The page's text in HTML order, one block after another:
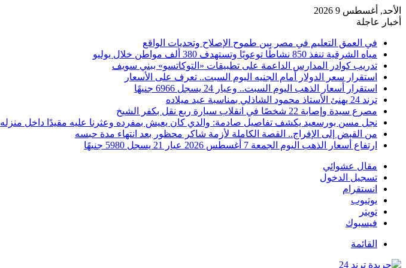
الأحد, أغسطس 9 2026
أخبار عاجلة
في العمق التعليم في مصر بين طموح الإصلاح وتحديات الواقع
مياه الشرقية تنفذ 850 نشاطًا توعويًا وتستهدف 380 ألف مواطن خلال يوليو
تدريب كوادر المدارس الداعمة على تطبيقات «التوكاتسو» ببني سويف
استقرار سعر الدولار أمام الجنيه اليوم السبت.. تعرف على الأسعار
استقرار أسعار الذهب اليوم السبت.. وعيار 24 يسجل 6966 جنيهًا
ترند 24 يهنئ الأستاذ محمود الشاذلي بمناسبة عيد ميلاده
مصرع سيدة وإصابة 22 شخصًا في انقلاب سيارة ربع نقل بكفر الشيخ
نجل مسن بورسعيد يكشف تفاصيل صادمة: والدي كان يعيش بمفرده وعثرنا عليه مقيدًا داخل منزله
من القبض إلى الإفراج.. القصة الكاملة لأزمة شاكر محظور بعد انتهاء مدة حبسه
ارتفاع أسعار الذهب اليوم الجمعة 7 أغسطس 2026 عيار 21 يسجل 5980 جنيهًا
مقال عشوائي
تسجيل الدخول
انستقرام
يوتيوب
تويتر
فيسبوك
القائمة